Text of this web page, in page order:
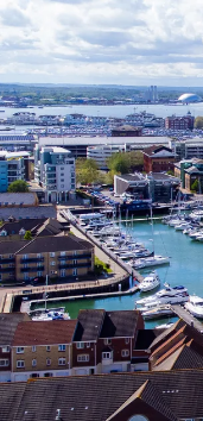
Nur notwendige Cookies
Unvergleichlich lecker
Mit dem Klick auf „geht
personalisierte Werbung
Cookies” werden
Anpassen Geht klar
Datenschutzerklärung
Cookierichtlinie
« zurück
Ihre Cookie-Präferenzen
Wählen Sie, welche
Die Cookierichtlinie
Notwendig